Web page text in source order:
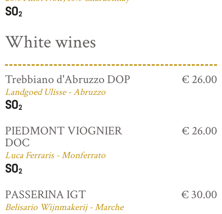
White wines
Trebbiano d'Abruzzo DOP
Landgoed Ulisse - Abruzzo
€ 26.00
PIEDMONT VIOGNIER
DOC
Luca Ferraris - Monferrato
€ 26.00
PASSERINA IGT
Belisario Wijnmakerij - Marche
€ 30.00